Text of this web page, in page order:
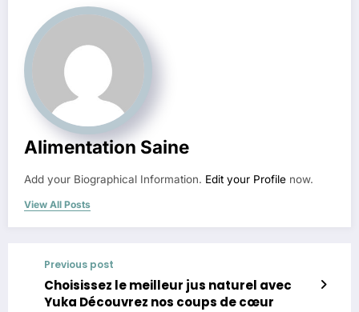
Alimentation Saine
Add your Biographical Information. Edit your Profile now.
View All Posts
Previous post
Choisissez le meilleur jus naturel avec
Yuka Découvrez nos coups de cœur